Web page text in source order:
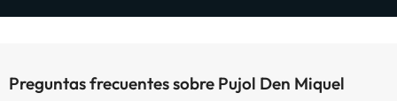
Preguntas frecuentes sobre Pujol Den Miquel